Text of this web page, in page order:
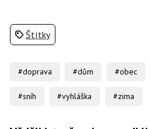
Štítky
#doprava #dům #obec
#sníh #vyhláška #zima